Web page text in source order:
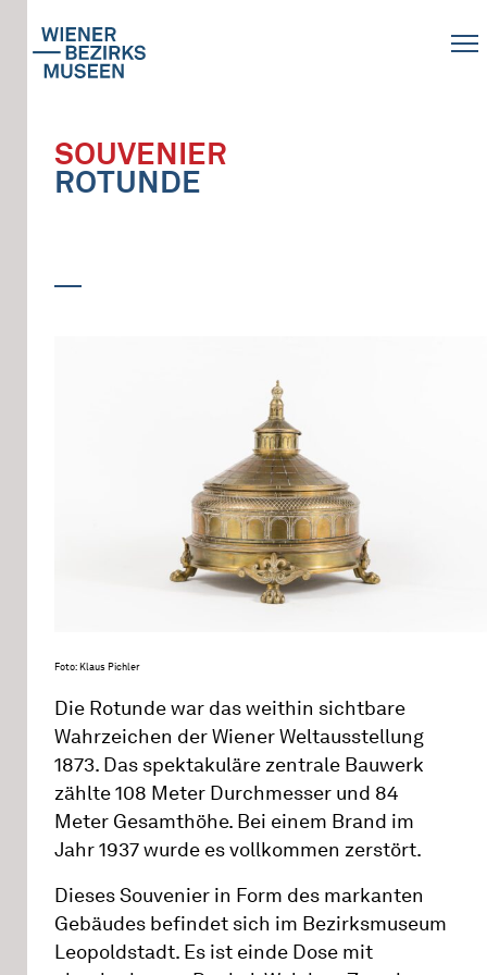
SOUVENIER
ROTUNDE
Foto: Klaus Pichler
Die Rotunde war das weithin sichtbare
Wahrzeichen der Wiener Weltausstellung
1873. Das spektakuläre zentrale Bauwerk
zählte 108 Meter Durchmesser und 84
Meter Gesamthöhe. Bei einem Brand im
Jahr 1937 wurde es vollkommen zerstört.
Dieses Souvenier in Form des markanten
Gebäudes befindet sich im Bezirksmuseum
Leopoldstadt. Es ist einde Dose mit